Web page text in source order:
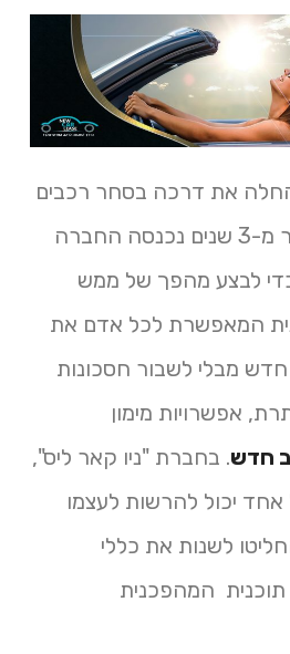
את דרכה בסחר רכבים
מקומי. לפני קצת יותר מ-3 שנים נכנסה החברה
לבצע מהפך של ממש
המאפשרת לכל אדם את
מבלי לשבור חסכונות
אפשרויות מימון
חדש. בחברת "ניו קאר ליס",
יכול להרשות לעצמו
לשנות את כללי
המהפכנית